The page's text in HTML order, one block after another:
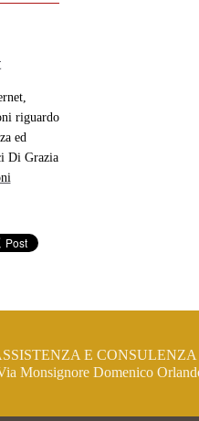
riguardo
ed
Di Grazia
E
Monsignore Domenico